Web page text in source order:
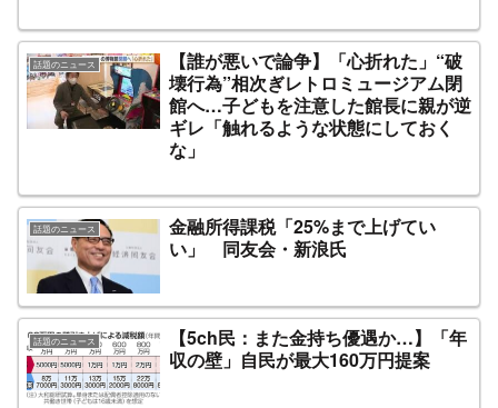
話題のニュース
【誰が悪いで論争】「心折れた」“破
壊行為”相次ぎレトロミュージアム閉
館へ…子どもを注意した館長に親が逆
ギレ「触れるような状態にしておく
な」
話題のニュース
金融所得課税「25%まで上げてい
い」 同友会・新浪氏
話題のニュース
【5ch民：また金持ち優遇か…】「年
収の壁」自民が最大160万円提案